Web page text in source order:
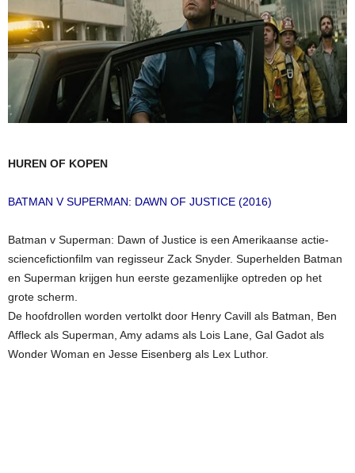
HUREN OF KOPEN
BATMAN V SUPERMAN: DAWN OF JUSTICE (2016)
Batman v Superman: Dawn of Justice is een Amerikaanse actie-
sciencefictionfilm van regisseur Zack Snyder. Superhelden Batman
en Superman krijgen hun eerste gezamenlijke optreden op het
grote scherm.
De hoofdrollen worden vertolkt door Henry Cavill als Batman, Ben
Affleck als Superman, Amy adams als Lois Lane, Gal Gadot als
Wonder Woman en Jesse Eisenberg als Lex Luthor.